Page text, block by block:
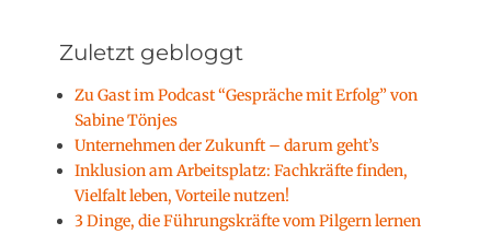
Zuletzt gebloggt
Zu Gast im Podcast “Gespräche mit Erfolg” von
Sabine Tönjes
Unternehmen der Zukunft – darum geht’s
Inklusion am Arbeitsplatz: Fachkräfte finden,
Vielfalt leben, Vorteile nutzen!
3 Dinge, die Führungskräfte vom Pilgern lernen